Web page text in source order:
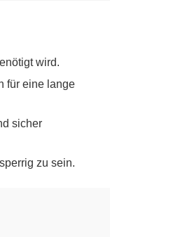
wird.
für eine lange
sicher
zu sein.